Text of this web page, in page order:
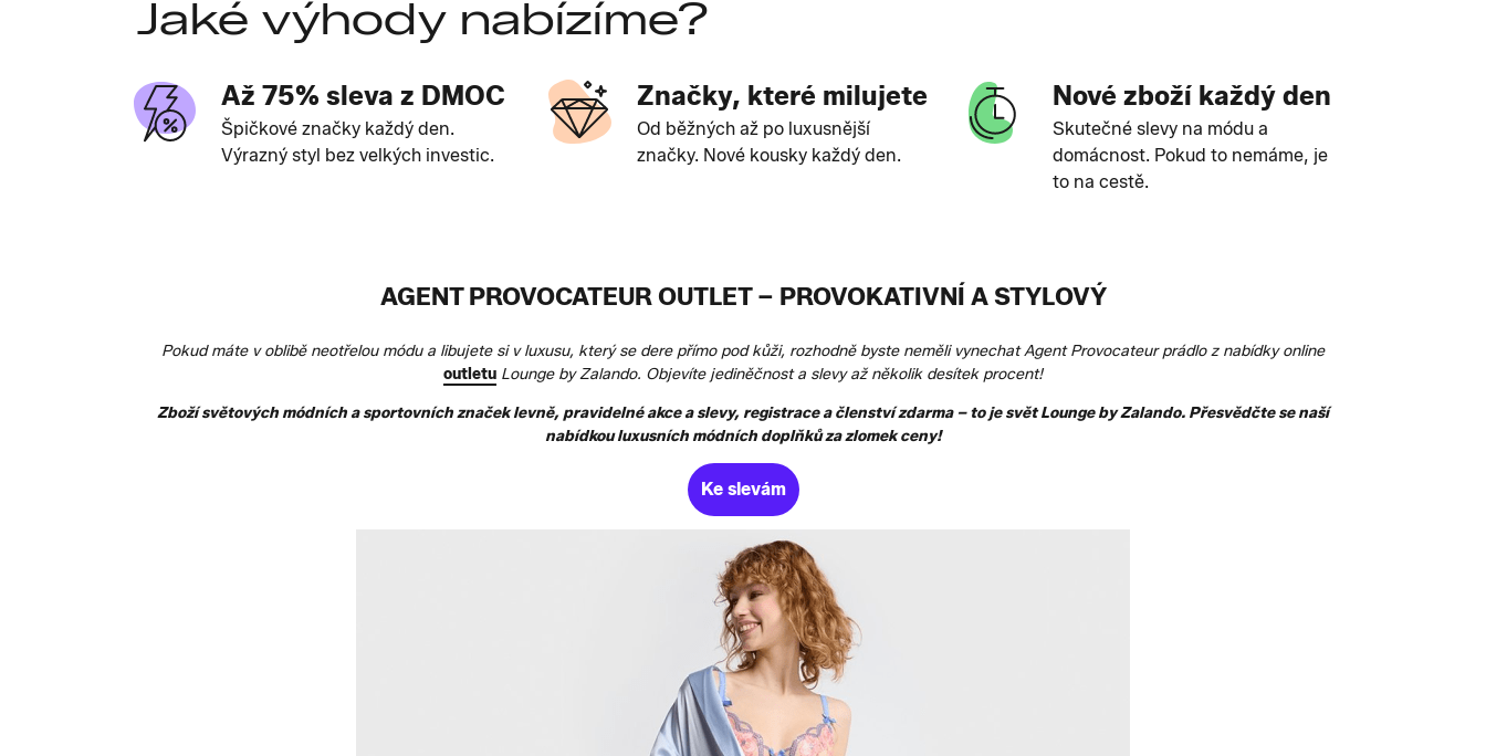
Jaké výhody nabízíme?
Až 75% sleva z DMOC
Špičkové značky každý den.
Výrazný styl bez velkých investic.
Značky, které milujete
Od běžných až po luxusnější
značky. Nové kousky každý den.
Nové zboží každý den
Skutečné slevy na módu a
domácnost. Pokud to nemáme, je
to na cestě.
AGENT PROVOCATEUR OUTLET – PROVOKATIVNÍ A STYLOVÝ
Pokud máte v oblibě neotřelou módu a libujete si v luxusu, který se dere přímo pod kůži, rozhodně byste neměli vynechat Agent Provocateur prádlo z nabídky online
outletu Lounge by Zalando. Objevíte jediněčnost a slevy až několik desítek procent!
Zboží světových módních a sportovních značek levně, pravidelné akce a slevy, registrace a členství zdarma – to je svět Lounge by Zalando. Přesvědčte se naší
nabídkou luxusních módních doplňků za zlomek ceny!
Ke slevám